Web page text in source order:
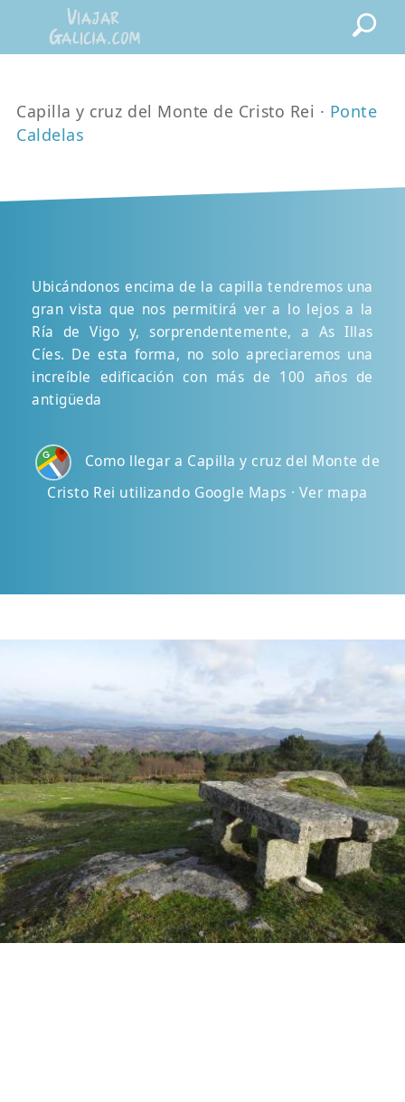
Capilla y cruz del Monte de Cristo Rei · Ponte
Caldelas
Ubicándonos encima de la capilla tendremos una
gran vista que nos permitirá ver a lo lejos a la
Ría de Vigo y, sorprendentemente, a As Illas
Cíes. De esta forma, no solo apreciaremos una
increíble edificación con más de 100 años de
antigüeda
Como llegar a Capilla y cruz del Monte de
Cristo Rei utilizando Google Maps · Ver mapa